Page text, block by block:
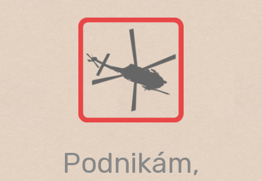
Podnikám,